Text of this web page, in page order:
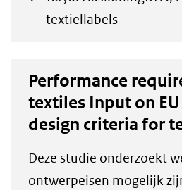
textiellabels(opent
venster)
(verwijst
naar
een
andere
Performance
textiles Input on
design criteria for
Deze studie onderzoekt
ontwerpeisen mogelijk